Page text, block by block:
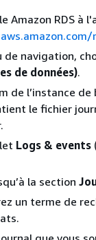
Amazon RDS à
de navigation,
de données).
de l’instance de
le fichier
Logs & events
la section
un terme de